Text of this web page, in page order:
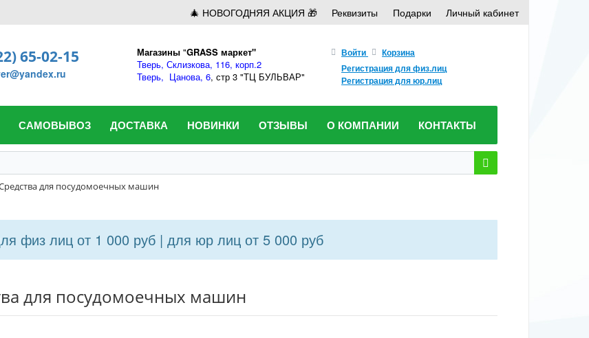
🎄 НОВОГОДНЯЯ АКЦИЯ 🎁 Реквизиты Подарки Личный кабинет
65-02-15 Магазины "GRASS маркет"
Тверь, Склизкова, 116, корп.2
Тверь, Цанова, 6, стр 3 "ТЦ БУЛЬВАР"
Войти
Корзина
Регистрация для физ.лиц
Регистрация для юр.лиц
САМОВЫВОЗ ДОСТАВКА НОВИНКИ ОТЗЫВЫ О КОМПАНИИ КОНТАКТЫ
для посудомоечных машин
физ лиц от 1 000 руб | для юр лиц от 5 000 руб
для посудомоечных машин